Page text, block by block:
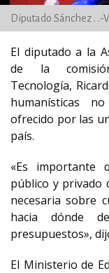
Diputado Sánchez . .-
El diputado a la
de la
Tecnología,
humanísticas
ofrecido por las
país.
«Es importante
público y privado
necesaria sobre
hacia dónde
presupuestos»,
El Ministerio de